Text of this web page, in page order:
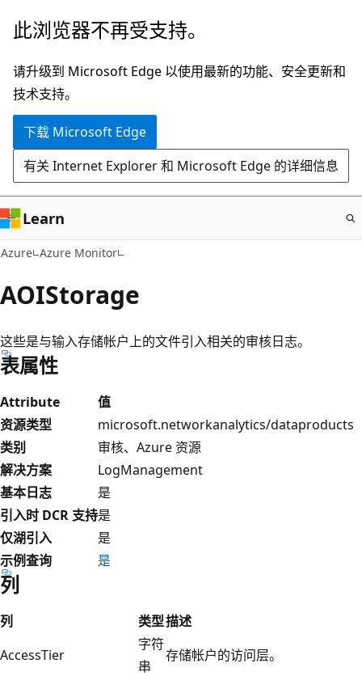
跳
主
要
内
此浏览器不再受支持。
请升级到 Microsoft Edge 以使用最新的功能、安全更新和
技术支持。
下载 Microsoft Edge
有关 Internet Explorer 和 Microsoft Edge 的详细信息
Learn
Azure Azure Monitor
AOIStorage
这些是与输入存储帐户上的文件引入相关的审核日志。
表属性
Attribute
值
资源类型
microsoft.networkanalytics/dataproducts
类别
审核、Azure 资源
解决方案
LogManagement
基本日志
是
引入时 DCR 支持是
仅湖引入
是
示例查询
是
列
列 类型描述
AccessTier
字符
串
存储帐户的访问层。